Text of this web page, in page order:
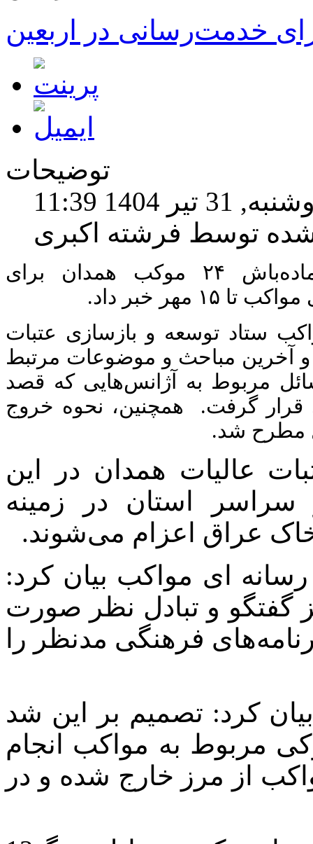
توضیحات
11:39
توسط فرشته اکبری
رئیس ستاد عتبات عالیات همدان از آماده‌باش ۲۴ موکب همدان برای
خبر داد.
ستاد توسعه و بازسازی عتبات
و آخرین مباحث و موضوعات مرتبط
مربوط به آژانس‌هایی که قصد
قرار گرفت. همچنین، نحوه خروج
مطرح شد.
عالیات همدان در این
24 موکب از سراسر استان در زمینه
عراق اعزام می‌شوند.
ای مواکب بیان کرد:
و تبادل نظر صورت
فرهنگی مدنظر را
کرد: تصمیم بر این شد
مربوط به مواکب انجام
تا تاریخ 15، این مواکب از مرز خارج شده و در